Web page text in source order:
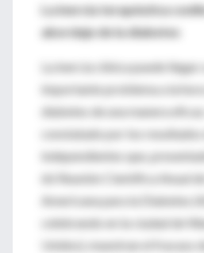
La inercia terapéutica
abordaje de la diabetes
La inercia clínica puede llegar
importante problema a la
diabetes de una manera
constatado por los
independientes que,
66 Reunión Científica Anual
Americana para la Diabetes
celebrando en la ciudad de
Unidos), muestran el fracaso